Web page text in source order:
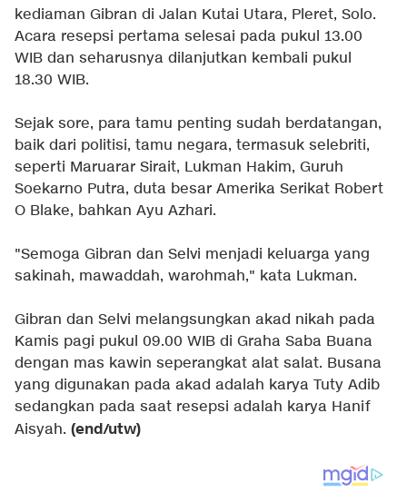
kediaman Gibran di Jalan Kutai Utara, Pleret, Solo.
Acara resepsi pertama selesai pada pukul 13.00
WIB dan seharusnya dilanjutkan kembali pukul
18.30 WIB.
Sejak sore, para tamu penting sudah berdatangan,
baik dari politisi, tamu negara, termasuk selebriti,
seperti Maruarar Sirait, Lukman Hakim, Guruh
Soekarno Putra, duta besar Amerika Serikat Robert
O Blake, bahkan Ayu Azhari.
"Semoga Gibran dan Selvi menjadi keluarga yang
sakinah, mawaddah, warohmah," kata Lukman.
Gibran dan Selvi melangsungkan akad nikah pada
Kamis pagi pukul 09.00 WIB di Graha Saba Buana
dengan mas kawin seperangkat alat salat. Busana
yang digunakan pada akad adalah karya Tuty Adib
sedangkan pada saat resepsi adalah karya Hanif
Aisyah. (end/utw)